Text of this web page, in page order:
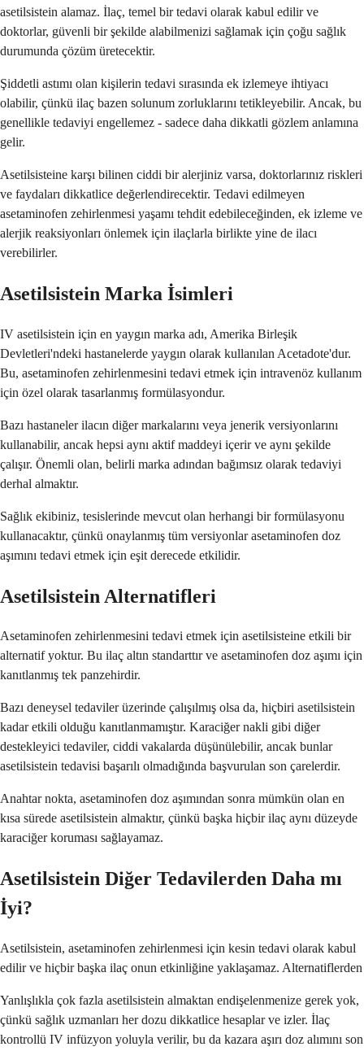
asetilsistein alamaz. İlaç, temel bir tedavi olarak kabul edilir ve
doktorlar, güvenli bir şekilde alabilmenizi sağlamak için çoğu sağlık
durumunda çözüm üretecektir.
Şiddetli astımı olan kişilerin tedavi sırasında ek izlemeye ihtiyacı
olabilir, çünkü ilaç bazen solunum zorluklarını tetikleyebilir. Ancak, bu
genellikle tedaviyi engellemez - sadece daha dikkatli gözlem anlamına
gelir.
Asetilsisteine karşı bilinen ciddi bir alerjiniz varsa, doktorlarınız riskleri
ve faydaları dikkatlice değerlendirecektir. Tedavi edilmeyen
asetaminofen zehirlenmesi yaşamı tehdit edebileceğinden, ek izleme ve
alerjik reaksiyonları önlemek için ilaçlarla birlikte yine de ilacı
verebilirler.
Asetilsistein Marka İsimleri
IV asetilsistein için en yaygın marka adı, Amerika Birleşik
Devletleri'ndeki hastanelerde yaygın olarak kullanılan Acetadote'dur.
Bu, asetaminofen zehirlenmesini tedavi etmek için intravenöz kullanım
için özel olarak tasarlanmış formülasyondur.
Bazı hastaneler ilacın diğer markalarını veya jenerik versiyonlarını
kullanabilir, ancak hepsi aynı aktif maddeyi içerir ve aynı şekilde
çalışır. Önemli olan, belirli marka adından bağımsız olarak tedaviyi
derhal almaktır.
Sağlık ekibiniz, tesislerinde mevcut olan herhangi bir formülasyonu
kullanacaktır, çünkü onaylanmış tüm versiyonlar asetaminofen doz
aşımını tedavi etmek için eşit derecede etkilidir.
Asetilsistein Alternatifleri
Asetaminofen zehirlenmesini tedavi etmek için asetilsisteine etkili bir
alternatif yoktur. Bu ilaç altın standarttır ve asetaminofen doz aşımı için
kanıtlanmış tek panzehirdir.
Bazı deneysel tedaviler üzerinde çalışılmış olsa da, hiçbiri asetilsistein
kadar etkili olduğu kanıtlanmamıştır. Karaciğer nakli gibi diğer
destekleyici tedaviler, ciddi vakalarda düşünülebilir, ancak bunlar
asetilsistein tedavisi başarılı olmadığında başvurulan son çarelerdir.
Anahtar nokta, asetaminofen doz aşımından sonra mümkün olan en
kısa sürede asetilsistein almaktır, çünkü başka hiçbir ilaç aynı düzeyde
karaciğer koruması sağlayamaz.
Asetilsistein Diğer Tedavilerden Daha mı
İyi?
Asetilsistein, asetaminofen zehirlenmesi için kesin tedavi olarak kabul
edilir ve hiçbir başka ilaç onun etkinliğine yaklaşamaz. Alternatiflerden
Yanlışlıkla çok fazla asetilsistein almaktan endişelenmenize gerek yok,
çünkü sağlık uzmanları her dozu dikkatlice hesaplar ve izler. İlaç
kontrollü IV infüzyon yoluyla verilir, bu da kazara aşırı doz alımını son